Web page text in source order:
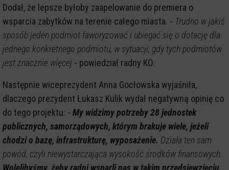
Dodał, że lepsze byłoby zaapelowanie do premiera o
wsparcia zabytków na terenie całego miasta. - Trudno w jakiś
sposób jeden podmiot faworyzować i ubiegać się o dotację dla
jednego konkretnego podmiotu, w sytuacji, gdy tych podmiotów
jest znacznie więcej - powiedział radny KO.
Następnie wiceprezydent Anna Gocłowska wyjaśniła,
dlaczego prezydent Łukasz Kulik wydał negatywną opinię co
do tego projektu: - My widzimy potrzeby 28 jednostek
publicznych, samorządowych, którym brakuje wiele, jeżeli
chodzi o bazę, infrastrukturę, wyposażenie. Działa ten sam
powód, czyli niewystarczająca wysokość środków finansowych.
Wolelibyśmy, żeby radni wsparli nas w takim przedsięwzięciu,